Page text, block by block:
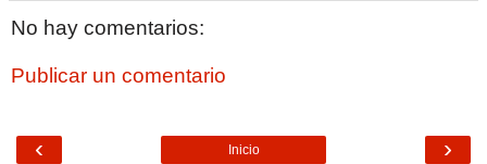
No hay comentarios:
Publicar un comentario
‹ ›
Inicio